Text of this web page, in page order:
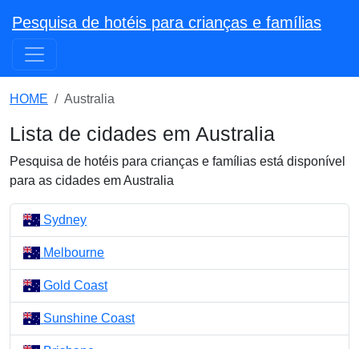
Pesquisa de hotéis para crianças e famílias
HOME Australia
Lista de cidades em Australia
Pesquisa de hotéis para crianças e famílias está disponível
para as cidades em Australia
Sydney
Melbourne
Gold Coast
Sunshine Coast